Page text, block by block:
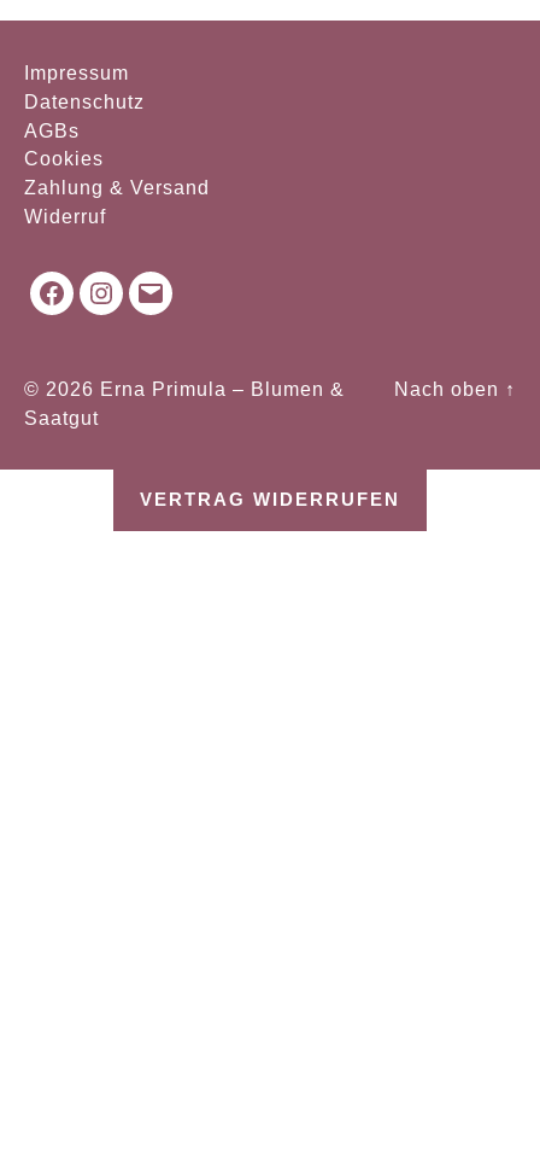
Impressum
Datenschutz
AGBs
Cookies
Zahlung & Versand
Widerruf
Facebook
Instagram
Mail
© 2026 Erna Primula – Blumen &
Saatgut
Nach oben ↑
VERTRAG WIDERRUFEN